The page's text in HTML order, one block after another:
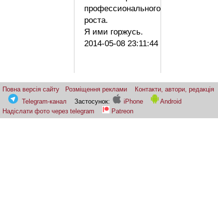
профессионального
роста.
Я ими горжусь.
2014-05-08 23:11:44
Повна версія сайту Розміщення реклами
Контакти, автори, редакція
Telegram-канал
Застосунок: iPhone
Android
Надіслати фото через telegram
Patreon